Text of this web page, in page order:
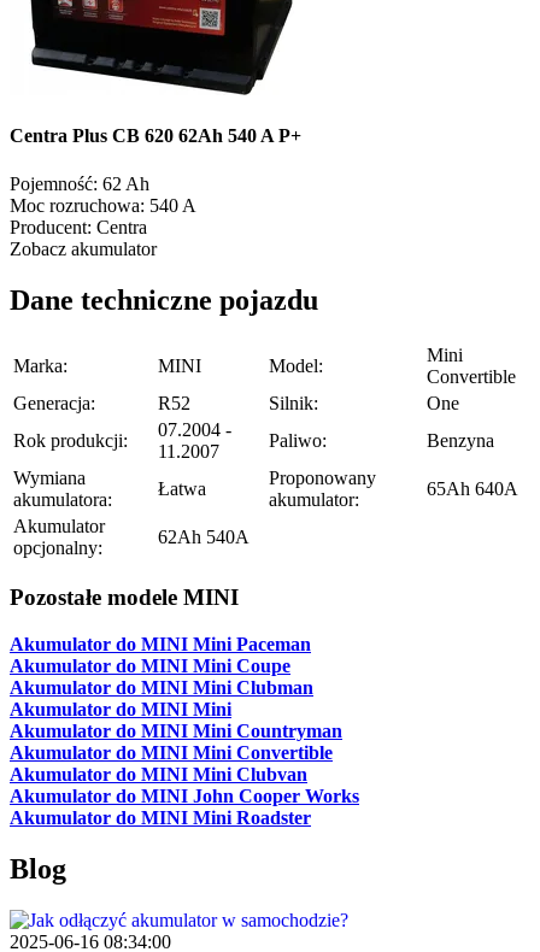
Centra Plus CB 620 62Ah 540 A P+
Pojemność: 62 Ah
Moc rozruchowa: 540 A
Producent: Centra
Zobacz akumulator
Dane techniczne pojazdu
Marka: MINI Model:
Mini
Convertible
Generacja:
R52 Silnik:
One
Rok produkcji:
07.2004 -
11.2007
Paliwo:
Benzyna
Wymiana
akumulatora:
Łatwa
Proponowany
akumulator:
65Ah 640A
Akumulator
opcjonalny:
62Ah 540A
Pozostałe modele MINI
Akumulator do MINI Mini Paceman
Akumulator do MINI Mini Coupe
Akumulator do MINI Mini Clubman
Akumulator do MINI Mini
Akumulator do MINI Mini Countryman
Akumulator do MINI Mini Convertible
Akumulator do MINI Mini Clubvan
Akumulator do MINI John Cooper Works
Akumulator do MINI Mini Roadster
Blog
2025-06-16 08:34:00